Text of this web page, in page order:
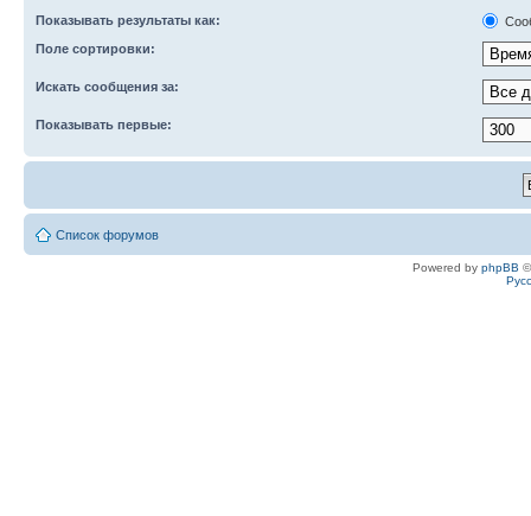
Показывать результаты как:
Поле сортировки:
Искать сообщения за:
Показывать первые:
Список форумов
Powered by phpBB